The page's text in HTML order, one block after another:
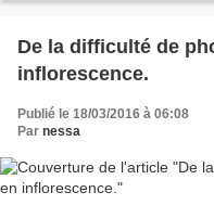
De la difficulté de
inflorescence.
Publié le 18/03/2016 à 06:08
Par nessa